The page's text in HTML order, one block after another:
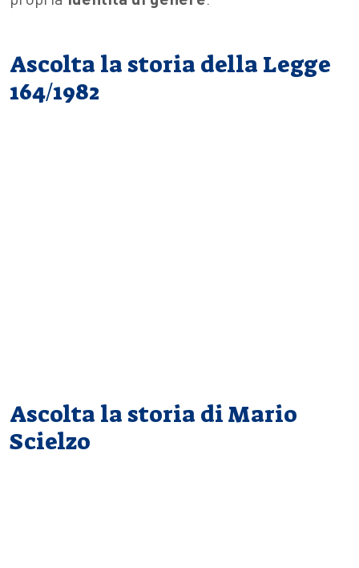
Ascolta la storia della Legge
164/1982
Ascolta la storia di Mario
Scielzo